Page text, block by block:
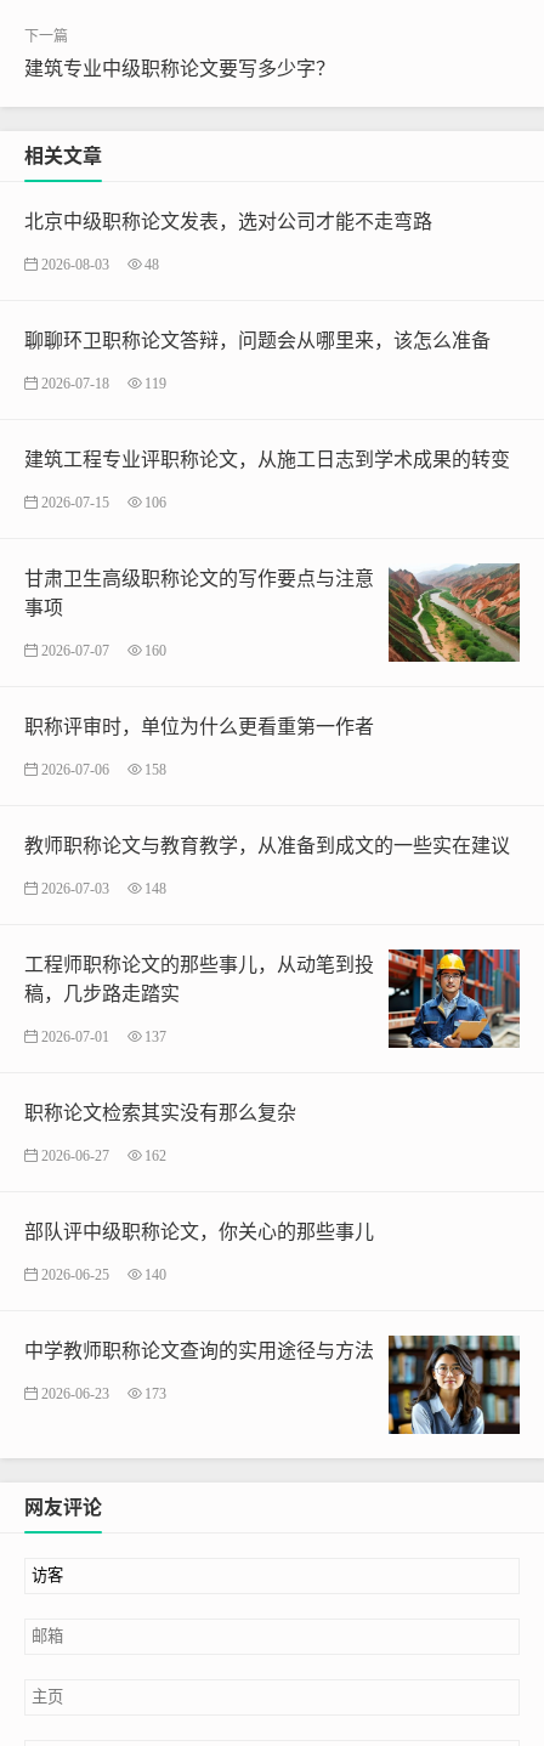
建筑专业中级职称论文要写多少字？
相关文章
北京中级职称论文发表，选对公司才能不走弯路
2026-08-03 48
聊聊环卫职称论文答辩，问题会从哪里来，该怎么准备
2026-07-18 119
建筑工程专业评职称论文，从施工日志到学术成果的转变
2026-07-15 106
甘肃卫生高级职称论文的写作要点与注意
事项
2026-07-07 160
职称评审时，单位为什么更看重第一作者
2026-07-06 158
教师职称论文与教育教学，从准备到成文的一些实在建议
2026-07-03 148
工程师职称论文的那些事儿，从动笔到投
稿，几步路走踏实
2026-07-01 137
职称论文检索其实没有那么复杂
2026-06-27 162
部队评中级职称论文，你关心的那些事儿
2026-06-25 140
中学教师职称论文查询的实用途径与方法
2026-06-23 173
网友评论